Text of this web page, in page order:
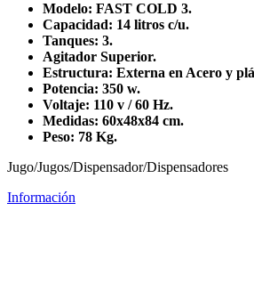
Modelo: FAST COLD 3.
Capacidad: 14 litros c/u.
Tanques: 3.
Agitador Superior.
Estructura: Externa en Acero y
Potencia: 350 w.
Voltaje: 110 v / 60 Hz.
Medidas: 60x48x84 cm.
Peso: 78 Kg.
Jugo/Jugos/Dispensador/Dispensadores
Información